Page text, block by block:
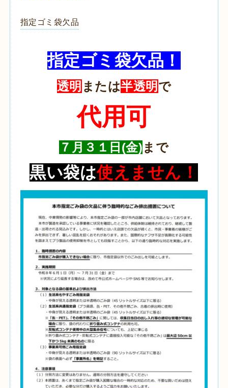
指定ゴミ袋欠品
指定ゴミ袋欠品！
透明 または半透明 で
代用可
７月３１日(金)まで
黒い袋は使えません！